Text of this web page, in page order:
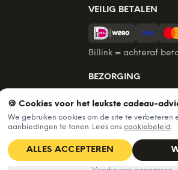
VEILIG BETALEN
Billink = achteraf
BEZORGING
Gratis verzending
dagen retourneren.
★ 4,7/5 uit 6.227
🍪 Cookies voor het leukste cadeau-
We gebruiken cookies om de site te verbeteren
aanbiedingen te tonen. Lees ons cookiebeleid.
ALLES ACCEPTEREN